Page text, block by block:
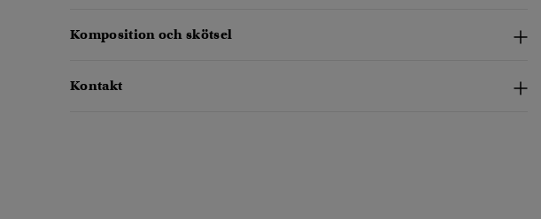
Komposition och skötsel
Kontakt